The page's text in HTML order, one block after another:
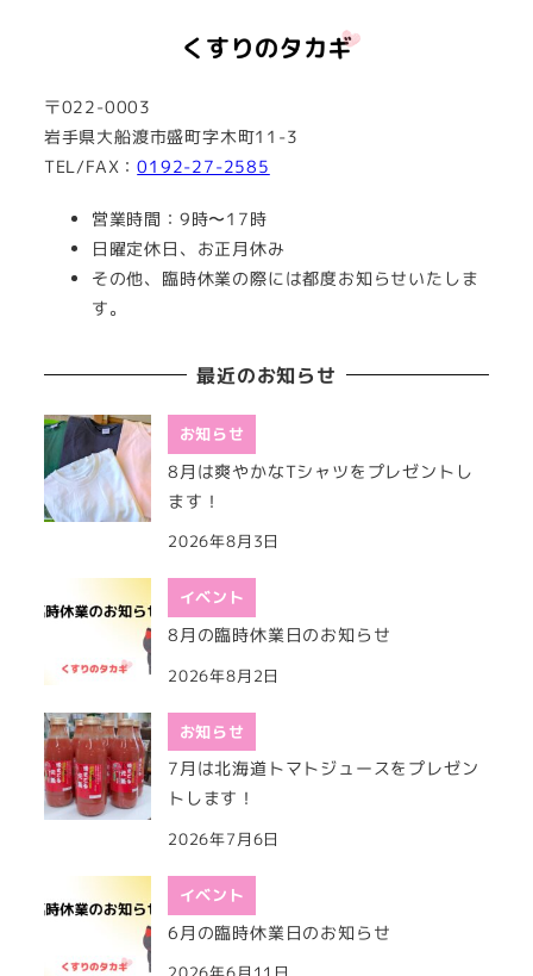
〒022-0003
岩手県大船渡市盛町字木町11-3
TEL/FAX：0192-27-2585
営業時間：9時〜17時
日曜定休日、お正月休み
その他、臨時休業の際には都度お知らせいたしま
す。
最近のお知らせ
お知らせ
8月は爽やかなTシャツをプレゼントし
ます！
2026年8月3日
イベント
8月の臨時休業日のお知らせ
2026年8月2日
お知らせ
7月は北海道トマトジュースをプレゼン
トします！
2026年7月6日
イベント
6月の臨時休業日のお知らせ